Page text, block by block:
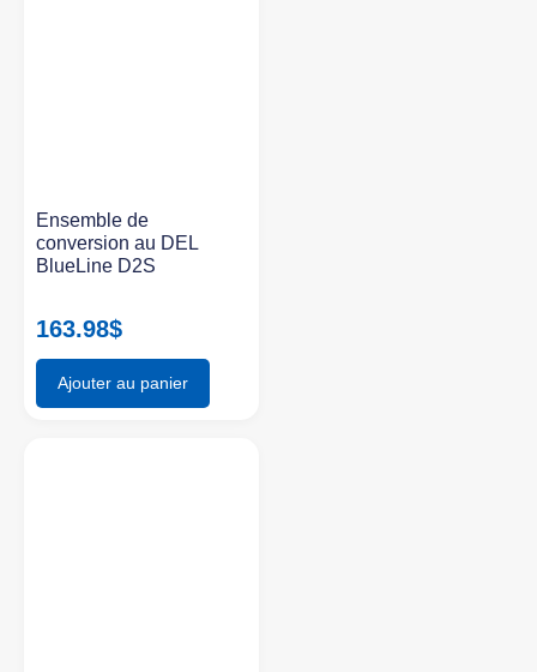
Ensemble de
conversion au DEL
BlueLine D2S
163.98$
Ajouter au panier